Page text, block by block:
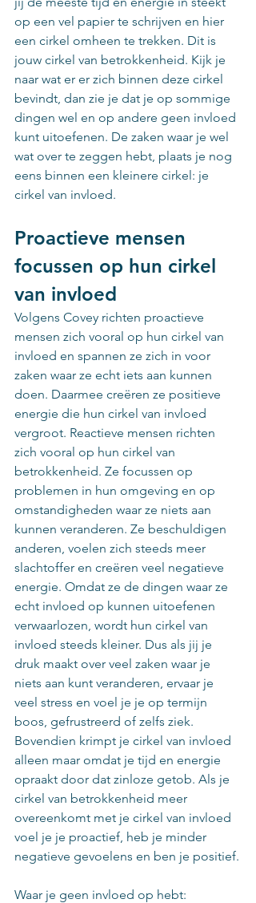
op een vel papier te schrijven en hier
een cirkel omheen te trekken. Dit is
jouw cirkel van betrokkenheid. Kijk je
naar wat er er zich binnen deze cirkel
bevindt, dan zie je dat je op sommige
dingen wel en op andere geen invloed
kunt uitoefenen. De zaken waar je wel
wat over te zeggen hebt, plaats je nog
eens binnen een kleinere cirkel: je
cirkel van invloed.
Proactieve mensen
focussen op hun cirkel
van invloed
Volgens Covey richten proactieve
mensen zich vooral op hun cirkel van
invloed en spannen ze zich in voor
zaken waar ze echt iets aan kunnen
doen. Daarmee creëren ze positieve
energie die hun cirkel van invloed
vergroot. Reactieve mensen richten
zich vooral op hun cirkel van
betrokkenheid. Ze focussen op
problemen in hun omgeving en op
omstandigheden waar ze niets aan
kunnen veranderen. Ze beschuldigen
anderen, voelen zich steeds meer
slachtoffer en creëren veel negatieve
energie. Omdat ze de dingen waar ze
echt invloed op kunnen uitoefenen
verwaarlozen, wordt hun cirkel van
invloed steeds kleiner. Dus als jij je
druk maakt over veel zaken waar je
niets aan kunt veranderen, ervaar je
veel stress en voel je je op termijn
boos, gefrustreerd of zelfs ziek.
Bovendien krimpt je cirkel van invloed
alleen maar omdat je tijd en energie
opraakt door dat zinloze getob. Als je
cirkel van betrokkenheid meer
overeenkomt met je cirkel van invloed
voel je je proactief, heb je minder
negatieve gevoelens en ben je positief.
Waar je geen invloed op hebt: